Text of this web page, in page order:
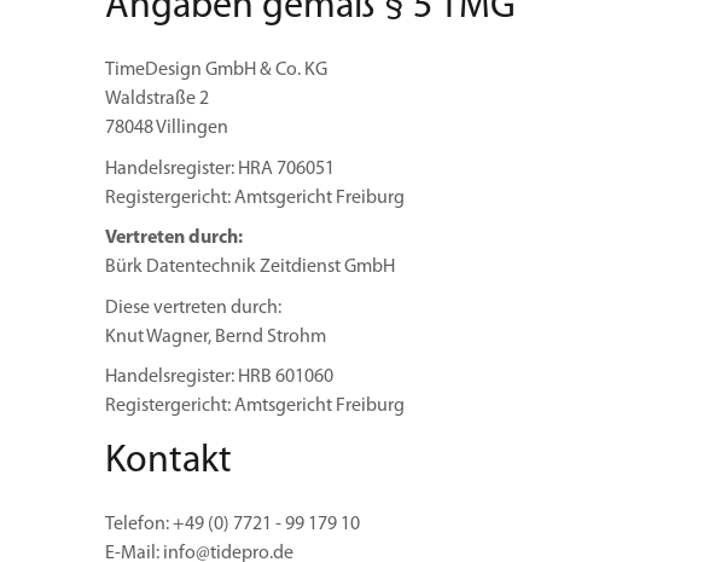
TimeDesign GmbH & Co. KG
Waldstraße 2
78048 Villingen
Handelsregister: HRA 706051
Registergericht: Amtsgericht Freiburg
Vertreten durch:
Bürk Datentechnik Zeitdienst GmbH
Diese vertreten durch:
Knut Wagner, Bernd Strohm
Handelsregister: HRB 601060
Registergericht: Amtsgericht Freiburg
Kontakt
Telefon: +49 (0) 7721 - 99 179 10
E-Mail: info@tidepro.de